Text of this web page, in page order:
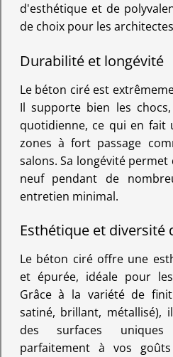
d'esthétique et de
de choix pour les
Durabilité et longévité
Le béton ciré est
Il supporte bien les
quotidienne, ce qui en fait
zones à fort passage
salons. Sa longévité
neuf pendant de
entretien minimal.
Esthétique et diversité
Le béton ciré offre une
et épurée, idéale pour
Grâce à la variété de
satiné, brillant, métallisé),
des surfaces
parfaitement à vos